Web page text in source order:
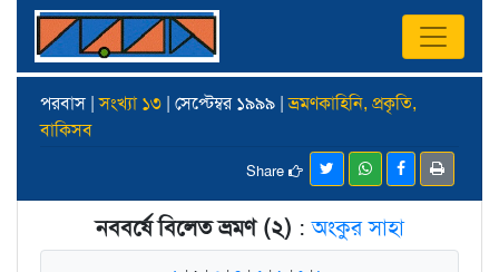
পরবাস |সংখ্যা ১৩ | সেপ্টেম্বর ১৯৯৯ |ভ্রমণকাহিনি, প্রকৃতি,
বাকিসব
Share
নববর্ষে বিলেত ভ্রমণ (২) :অংকুর সাহা